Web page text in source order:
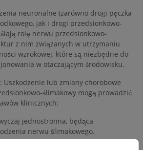
neuronalne (zarówno drogi pęczka
jak i drogi przedsionkowo-
rolę nerwu przedsionkowo-
z nim związanych w utrzymaniu
wzrokowej, które są niezbędne do
w otaczającym środowisku.
: Uszkodzenie lub zmiany chorobowe
ślimakowy mogą prowadzić
klinicznych:
jednostronna, będąca
nerwu ślimakowego.